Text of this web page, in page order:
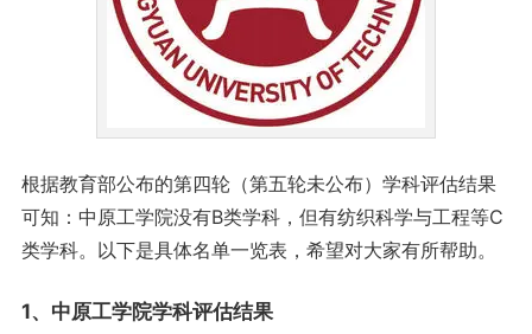
根据教育部公布的第四轮（第五轮未公布）学科评估结果
可知：中原工学院没有B类学科，但有纺织科学与工程等C
类学科。以下是具体名单一览表，希望对大家有所帮助。
1、中原工学院学科评估结果